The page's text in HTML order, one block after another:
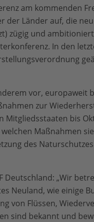
am kommenden
Länder auf, die
zügig und
In den
vor, europaweit
zur
Mitgliedsstaaten bis
Maßnahmen
des
„Wir
Neuland, wie einige
von Flüssen,
sind bekannt und